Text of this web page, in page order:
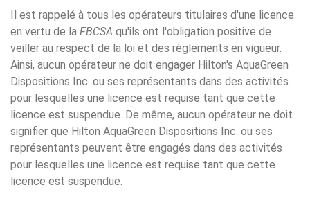
Il est rappelé à tous les opérateurs titulaires d'une licence
en vertu de la FBCSA qu'ils ont l'obligation positive de
veiller au respect de la loi et des règlements en vigueur.
Ainsi, aucun opérateur ne doit engager Hilton's AquaGreen
Dispositions Inc. ou ses représentants dans des activités
pour lesquelles une licence est requise tant que cette
licence est suspendue. De même, aucun opérateur ne doit
signifier que Hilton AquaGreen Dispositions Inc. ou ses
représentants peuvent être engagés dans des activités
pour lesquelles une licence est requise tant que cette
licence est suspendue.